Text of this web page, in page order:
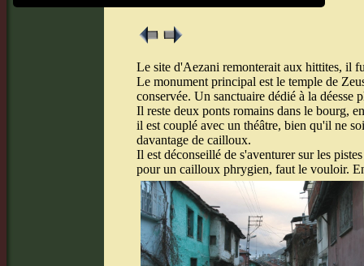
Le site d'Aezani remonterait aux hittites, il
Le monument principal est le temple de
conservée. Un sanctuaire dédié à la
Il reste deux ponts romains dans le bourg,
il est couplé avec un théâtre, bien qu'il ne
davantage de cailloux.
Il est déconseillé de s'aventurer sur les
pour un cailloux phrygien, faut le vouloir.